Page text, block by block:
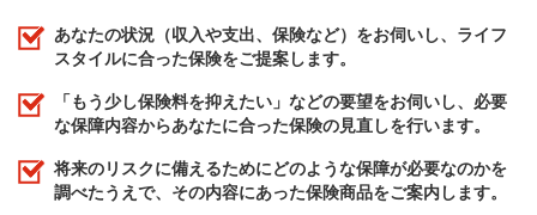
あなたの状況（収入や支出、保険など）をお伺いし、ライフ
スタイルに合った保険をご提案します。
「もう少し保険料を抑えたい」などの要望をお伺いし、必要
な保障内容からあなたに合った保険の見直しを行います。
将来のリスクに備えるためにどのような保障が必要なのかを
調べたうえで、その内容にあった保険商品をご案内します。